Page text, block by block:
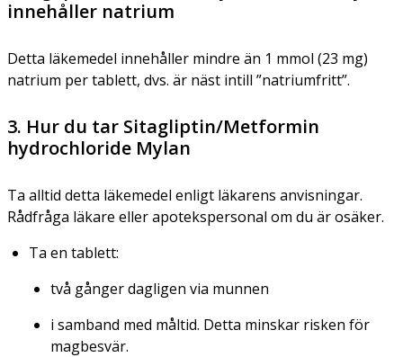
innehåller natrium
Detta läkemedel innehåller mindre än 1 mmol (23 mg)
natrium per tablett, dvs. är näst intill ”natriumfritt”.
3. Hur du tar Sitagliptin/Metformin
hydrochloride Mylan
Ta alltid detta läkemedel enligt läkarens anvisningar.
Rådfråga läkare eller apotekspersonal om du är osäker.
Ta en tablett:
två gånger dagligen via munnen
i samband med måltid. Detta minskar risken för
magbesvär.